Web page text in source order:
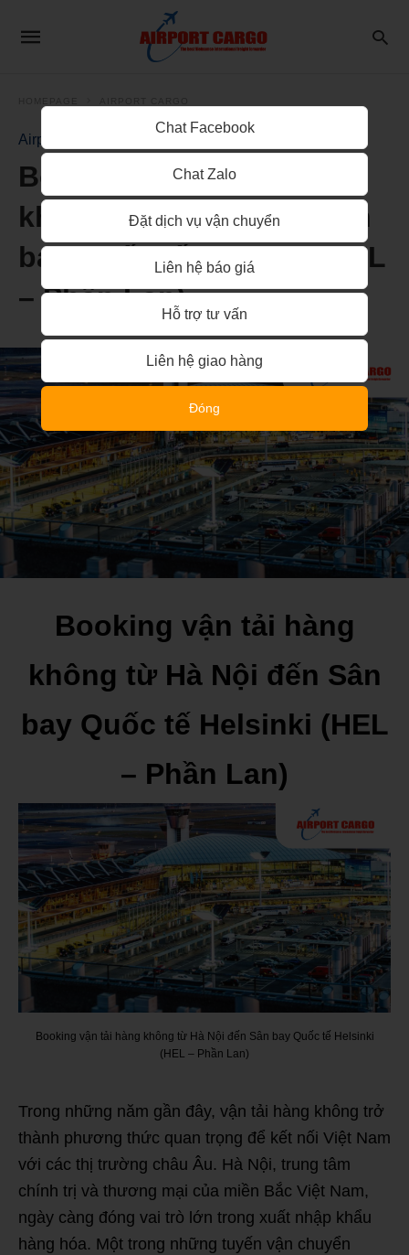
Airport Cargo
Booking vận tải hàng
không từ Hà Nội đến Sân
bay Quốc tế Helsinki (HEL
– Phần Lan)
Booking vận tải hàng
không từ Hà Nội đến Sân
bay Quốc tế Helsinki (HEL
– Phần Lan)
Booking vận tải hàng không từ Hà Nội đến Sân bay Quốc tế Helsinki
(HEL – Phần Lan)
Trong những năm gần đây, vận tải hàng không trở
thành phương thức quan trọng để kết nối Việt Nam
với các thị trường châu Âu. Hà Nội, trung tâm
chính trị và thương mại của miền Bắc Việt Nam,
ngày càng đóng vai trò lớn trong xuất nhập khẩu
hàng hóa. Một trong những tuyến vận chuyển
Chat Facebook
Chat Zalo
Đặt dịch vụ vận chuyển
Liên hệ báo giá
Hỗ trợ tư vấn
Liên hệ giao hàng
Đóng